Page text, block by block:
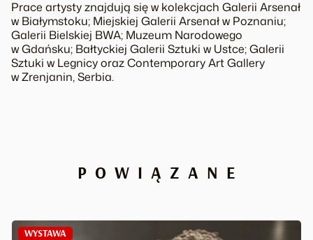
Prace artysty znajdują się w kolekcjach Galerii Arsenał
w Białymstoku; Miejskiej Galerii Arsenał w Poznaniu;
Galerii Bielskiej BWA; Muzeum Narodowego
w Gdańsku; Bałtyckiej Galerii Sztuki w Ustce; Galerii
Sztuki w Legnicy oraz Contemporary Art Gallery
w Zrenjanin, Serbia.
POWIĄZANE
WYSTAWA